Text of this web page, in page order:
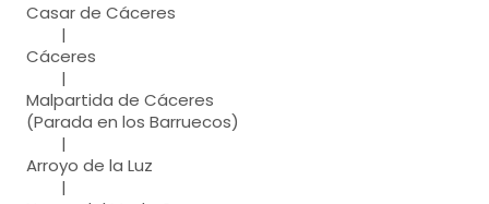
Casar de Cáceres
|
Cáceres
|
Malpartida de Cáceres
(Parada en los Barruecos)
|
Arroyo de la Luz
|